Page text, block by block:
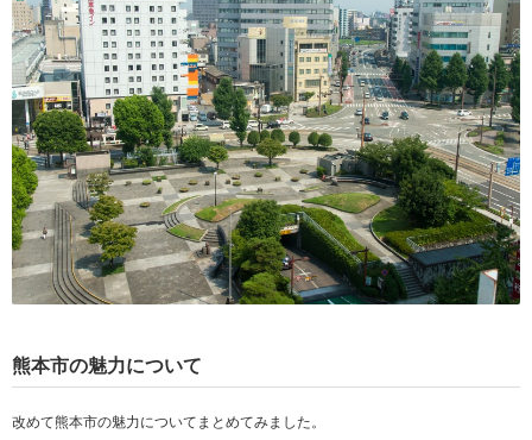
熊本市の魅力について
改めて熊本市の魅力についてまとめてみました。